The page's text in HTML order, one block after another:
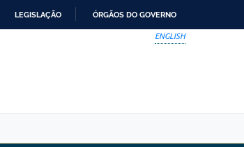
LEGISLAÇÃO ÓRGÃOS DO GOVERNO
ENGLISH